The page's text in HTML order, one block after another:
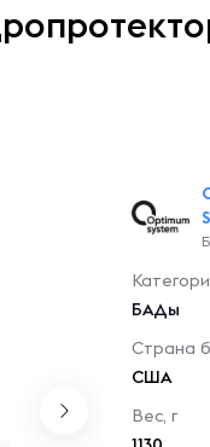
БАДы
Страна
США
Вес, г